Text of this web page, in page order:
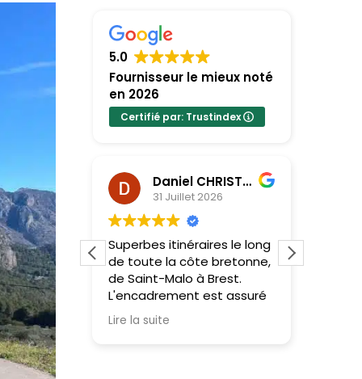
5.0
Fournisseur le mieux noté
en 2026
Certifié par: Trustindex
avec
l’Étape
un
Daniel CHRISTEL
31 Juillet 2026
Superbes itinéraires le long
de toute la côte bretonne,
de Saint-Malo à Brest.
L'encadrement est assuré
par de véritables
professionnels, passionnés
Lire la suite